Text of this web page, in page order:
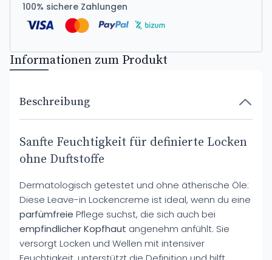
100% sichere Zahlungen
Informationen zum Produkt
Beschreibung
Sanfte Feuchtigkeit für definierte Locken
ohne Duftstoffe
Dermatologisch getestet und ohne ätherische Öle:
Diese Leave-in Lockencreme ist ideal, wenn du eine
parfümfreie Pflege suchst, die sich auch bei
empfindlicher Kopfhaut angenehm anfühlt. Sie
versorgt Locken und Wellen mit intensiver